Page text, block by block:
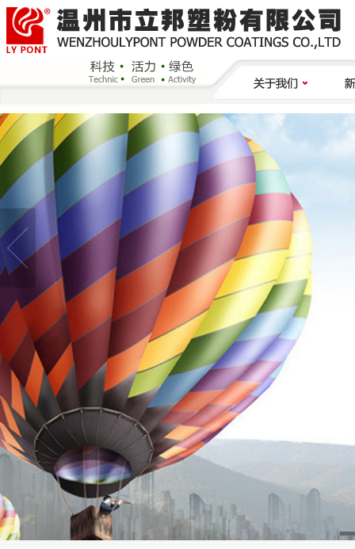
企业荣誉
公司历史
联系我们
研发中心
企业活动